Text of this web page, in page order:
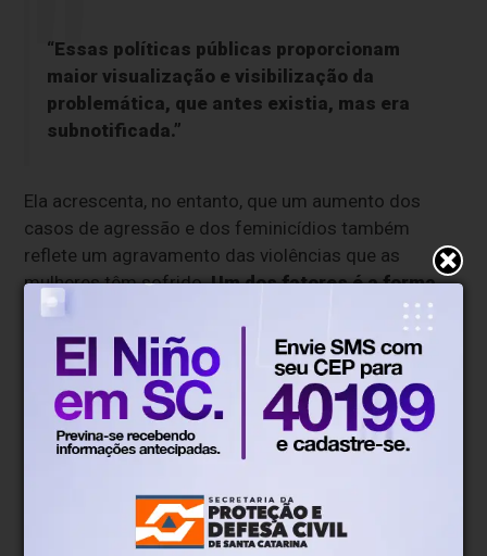
“Essas políticas públicas proporcionam
maior visualização e visibilização da
problemática, que antes existia, mas era
subnotificada.”
Ela acrescenta, no entanto, que um aumento dos
casos de agressão e dos feminicídios também
reflete um agravamento das violências que as
mulheres têm sofrido.Um dos fatores é a forma
como os homens têm resistido e recusado a
ampliação dos direitos das mulheres, como, por
exemplo, o direito de escolher com quem elas
querem se relacionar
“Não é só que [o homem agressor] não aceita se
separar, ele não aceita que [a mulher] tenha decisão
sobre a vida dela própria. É uma recusa à alteridade,
ao direito das mulheres fazerem escolhas e viverem
a própria vida como elas gostariam. É uma recusa